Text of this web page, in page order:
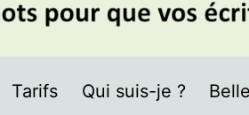
Tarifs Qui suis-je ?